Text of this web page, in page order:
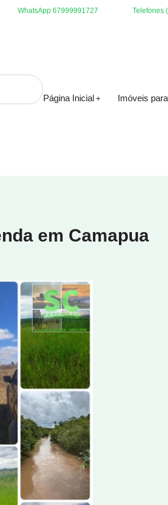
WhatsApp 67999991727 Telefones
Página Inicial Imóveis
em Camapua